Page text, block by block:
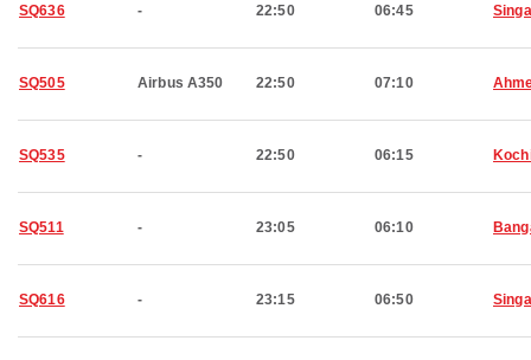
SQ636 - 22:50 06:45
SQ505 Airbus A350 22:50 07:10
SQ535 - 22:50 06:15
SQ511 - 23:05 06:10
SQ616 - 23:15 06:50